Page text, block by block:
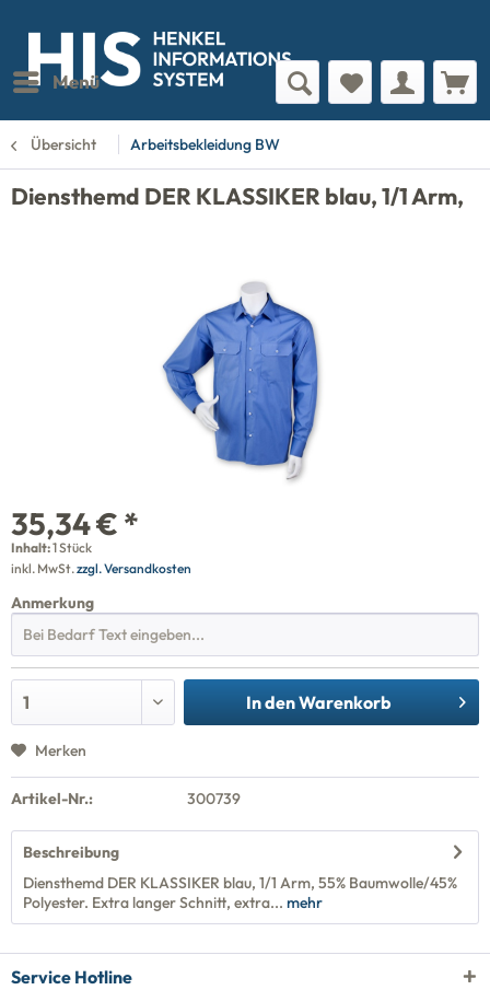
Menü
Übersicht Arbeitsbekleidung BW
Diensthemd DER KLASSIKER blau, 1/1 Arm,
35,34 € *
Inhalt:1 Stück
inkl. MwSt.zzgl. Versandkosten
Anmerkung
In denWarenkorb
Merken
Artikel-Nr.: 300739
Beschreibung
Diensthemd DER KLASSIKER blau, 1/1 Arm, 55% Baumwolle/45%
Polyester. Extra langer Schnitt, extra... mehr
Service Hotline